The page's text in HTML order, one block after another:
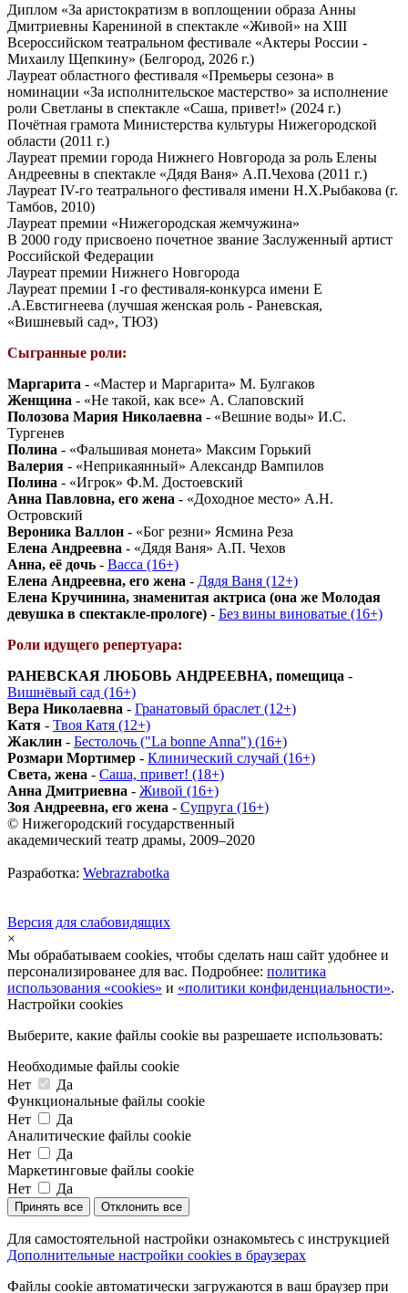
Диплом «За аристократизм в воплощении образа Анны
Дмитриевны Карениной в спектакле «Живой» на XIII
Всероссийском театральном фестивале «Актеры России -
Михаилу Щепкину» (Белгород, 2026 г.)
Лауреат областного фестиваля «Премьеры сезона» в
номинации «За исполнительское мастерство» за исполнение
роли Светланы в спектакле «Саша, привет!» (2024 г.)
Почётная грамота Министерства культуры Нижегородской
области (2011 г.)
Лауреат премии города Нижнего Новгорода за роль Елены
Андреевны в спектакле «Дядя Ваня» А.П.Чехова (2011 г.)
Лауреат IV-го театрального фестиваля имени Н.Х.Рыбакова (г.
Тамбов, 2010)
Лауреат премии «Нижегородская жемчужина»
В 2000 году присвоено почетное звание Заслуженный артист
Российской Федерации
Лауреат премии Нижнего Новгорода
Лауреат премии I -го фестиваля-конкурса имени Е
.А.Евстигнеева (лучшая женская роль - Раневская,
«Вишневый сад», ТЮЗ)
Сыгранные роли:
Маргарита - «Мастер и Маргарита» М. Булгаков
Женщина - «Не такой, как все» А. Слаповский
Полозова Мария Николаевна - «Вешние воды» И.С.
Тургенев
Полина - «Фальшивая монета» Максим Горький
Валерия - «Неприкаянный» Александр Вампилов
Полина - «Игрок» Ф.М. Достоевский
Анна Павловна, его жена - «Доходное место» А.Н.
Островский
Вероника Валлон - «Бог резни» Ясмина Реза
Елена Андреевна - «Дядя Ваня» А.П. Чехов
Анна, её дочь - Васса (16+)
Елена Андреевна, его жена - Дядя Ваня (12+)
Елена Кручинина, знаменитая актриса (она же Молодая
девушка в спектакле-прологе) - Без вины виноватые (16+)
Роли идущего репертуара:
РАНЕВСКАЯ ЛЮБОВЬ АНДРЕЕВНА, помещица -
Вишнёвый сад (16+)
Вера Николаевна - Гранатовый браслет (12+)
Катя - Твоя Катя (12+)
Жаклин - Бестолочь ("La bonne Anna") (16+)
Розмари Мортимер - Клинический случай (16+)
Света, жена - Саша, привет! (18+)
Анна Дмитриевна - Живой (16+)
Зоя Андреевна, его жена - Супруга (16+)
© Нижегородский государственный
академический театр драмы, 2009–2020
Разработка: Webrazrabotka
Версия для слабовидящих
×
Мы обрабатываем cookies, чтобы сделать наш сайт удобнее и
персонализированее для вас. Подробнее: политика
использования «cookies» и «политики конфиденциальности».
Настройки cookies
Выберите, какие файлы cookie вы разрешаете использовать:
Необходимые файлы cookie
Нет
Да
Функциональные файлы cookie
Нет
Да
Аналитические файлы cookie
Нет
Да
Маркетинговые файлы cookie
Нет
Да
Принять все Отклонить все
Для самостоятельной настройки ознакомьтесь с инструкцией
Дополнительные настройки cookies в браузерах
Файлы cookie автоматически загружаются в ваш браузер при